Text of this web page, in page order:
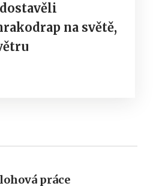
na světě,
práce